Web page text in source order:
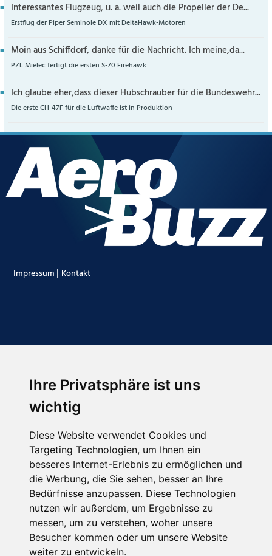
Ihre Privatsphäre ist uns
wichtig
Diese Website verwendet Cookies und
Targeting Technologien, um Ihnen ein
besseres Internet-Erlebnis zu ermöglichen und
die Werbung, die Sie sehen, besser an Ihre
Bedürfnisse anzupassen. Diese Technologien
nutzen wir außerdem, um Ergebnisse zu
messen, um zu verstehen, woher unsere
Besucher kommen oder um unsere Website
weiter zu entwickeln.
Interessantes Flugzeug, u. a. weil auch die Propeller der De...
Erstflug der Piper Seminole DX mit DeltaHawk-Motoren
Moin aus Schiffdorf, danke für die Nachricht. Ich meine,da...
PZL Mielec fertigt die ersten S-70 Firehawk
Ich glaube eher,dass dieser Hubschrauber für die Bundeswehr...
Die erste CH-47F für die Luftwaffe ist in Produktion
Impressum | Kontakt
Hier finden Sie uns auch
Abonnieren Sie unseren Newsletter
Email*